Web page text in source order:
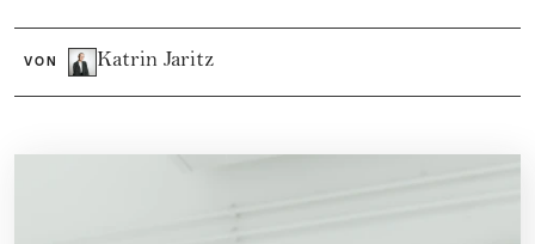
VON Katrin Jaritz